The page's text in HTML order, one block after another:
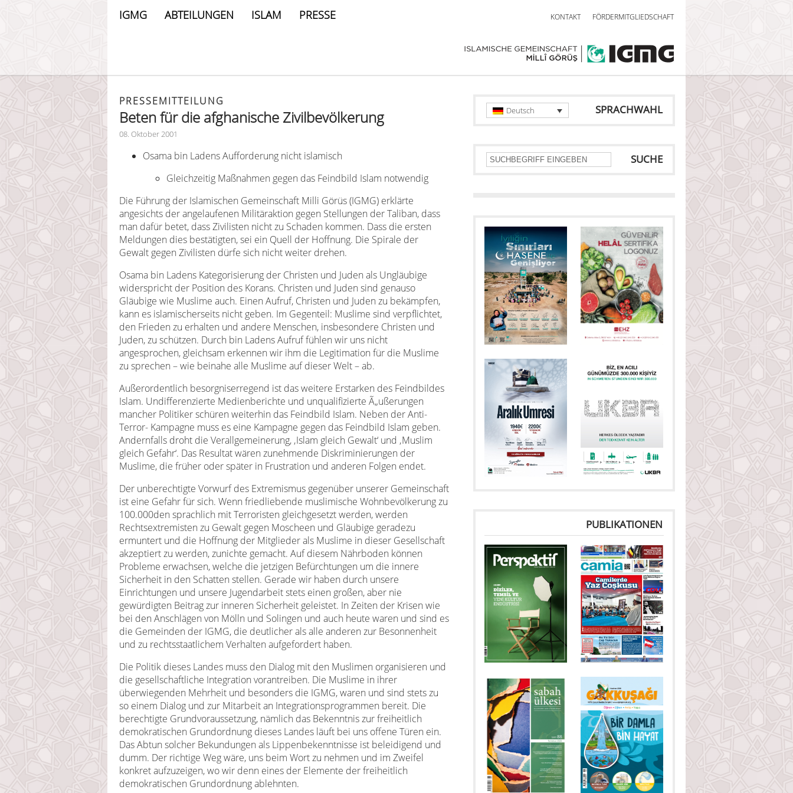
IGMG ABTEILUNGEN ISLAM PRESSE KONTAKT FÖRDERMITGLIEDSCHAFT
PRESSEMITTEILUNG
Beten für die afghanische Zivilbevölkerung
08. Oktober 2001
Osama bin Ladens Aufforderung nicht islamisch
Gleichzeitig Maßnahmen gegen das Feindbild Islam notwendig
Die Führung der Islamischen Gemeinschaft Milli Görüs (IGMG) erklärte
angesichts der angelaufenen Militäraktion gegen Stellungen der Taliban, dass
man dafür betet, dass Zivilisten nicht zu Schaden kommen. Dass die ersten
Meldungen dies bestätigten, sei ein Quell der Hoffnung. Die Spirale der
Gewalt gegen Zivilisten dürfe sich nicht weiter drehen.
Osama bin Ladens Kategorisierung der Christen und Juden als Ungläubige
widerspricht der Position des Korans. Christen und Juden sind genauso
Gläubige wie Muslime auch. Einen Aufruf, Christen und Juden zu bekämpfen,
kann es islamischerseits nicht geben. Im Gegenteil: Muslime sind verpflichtet,
den Frieden zu erhalten und andere Menschen, insbesondere Christen und
Juden, zu schützen. Durch bin Ladens Aufruf fühlen wir uns nicht
angesprochen, gleichsam erkennen wir ihm die Legitimation für die Muslime
zu sprechen – wie beinahe alle Muslime auf dieser Welt – ab.
Außerordentlich besorgniserregend ist das weitere Erstarken des Feindbildes
Islam. Undifferenzierte Medienberichte und unqualifizierte Ã„ußerungen
mancher Politiker schüren weiterhin das Feindbild Islam. Neben der Anti-
Terror- Kampagne muss es eine Kampagne gegen das Feindbild Islam geben.
Andernfalls droht die Verallgemeinerung, ‚Islam gleich Gewalt‘ und ‚Muslim
gleich Gefahr‘. Das Resultat wären zunehmende Diskriminierungen der
Muslime, die früher oder später in Frustration und anderen Folgen endet.
Der unberechtigte Vorwurf des Extremismus gegenüber unserer Gemeinschaft
ist eine Gefahr für sich. Wenn friedliebende muslimische Wohnbevölkerung zu
100.000den sprachlich mit Terroristen gleichgesetzt werden, werden
Rechtsextremisten zu Gewalt gegen Moscheen und Gläubige geradezu
ermuntert und die Hoffnung der Mitglieder als Muslime in dieser Gesellschaft
akzeptiert zu werden, zunichte gemacht. Auf diesem Nährboden können
Probleme erwachsen, welche die jetzigen Befürchtungen um die innere
Sicherheit in den Schatten stellen. Gerade wir haben durch unsere
Einrichtungen und unsere Jugendarbeit stets einen großen, aber nie
gewürdigten Beitrag zur inneren Sicherheit geleistet. In Zeiten der Krisen wie
bei den Anschlägen von Mölln und Solingen und auch heute waren und sind es
die Gemeinden der IGMG, die deutlicher als alle anderen zur Besonnenheit
und zu rechtsstaatlichem Verhalten aufgefordert haben.
Die Politik dieses Landes muss den Dialog mit den Muslimen organisieren und
die gesellschaftliche Integration vorantreiben. Die Muslime in ihrer
überwiegenden Mehrheit und besonders die IGMG, waren und sind stets zu
so einem Dialog und zur Mitarbeit an Integrationsprogrammen bereit. Die
berechtigte Grundvoraussetzung, nämlich das Bekenntnis zur freiheitlich
demokratischen Grundordnung dieses Landes läuft bei uns offene Türen ein.
Das Abtun solcher Bekundungen als Lippenbekenntnisse ist beleidigend und
dumm. Der richtige Weg wäre, uns beim Wort zu nehmen und im Zweifel
konkret aufzuzeigen, wo wir denn eines der Elemente der freiheitlich
demokratischen Grundordnung ablehnten.
SPRACHWAHL
Deutsch
SUCHE
PUBLIKATIONEN